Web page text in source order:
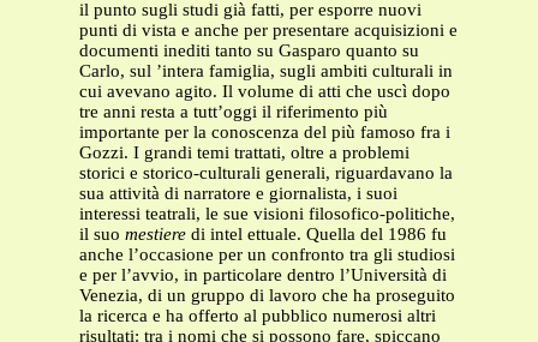
il punto sugli studi già fatti, per esporre nuovi
punti di vista e anche per presentare acquisizioni e
documenti inediti tanto su Gasparo quanto su
Carlo, sul ’intera famiglia, sugli ambiti culturali in
cui avevano agito. Il volume di atti che uscì dopo
tre anni resta a tutt’oggi il riferimento più
importante per la conoscenza del più famoso fra i
Gozzi. I grandi temi trattati, oltre a problemi
storici e storico-culturali generali, riguardavano la
sua attività di narratore e giornalista, i suoi
interessi teatrali, le sue visioni filosofico-politiche,
il suo mestiere di intel ettuale. Quella del 1986 fu
anche l’occasione per un confronto tra gli studiosi
e per l’avvio, in particolare dentro l’Università di
Venezia, di un gruppo di lavoro che ha proseguito
la ricerca e ha offerto al pubblico numerosi altri
risultati: tra i nomi che si possono fare, spiccano